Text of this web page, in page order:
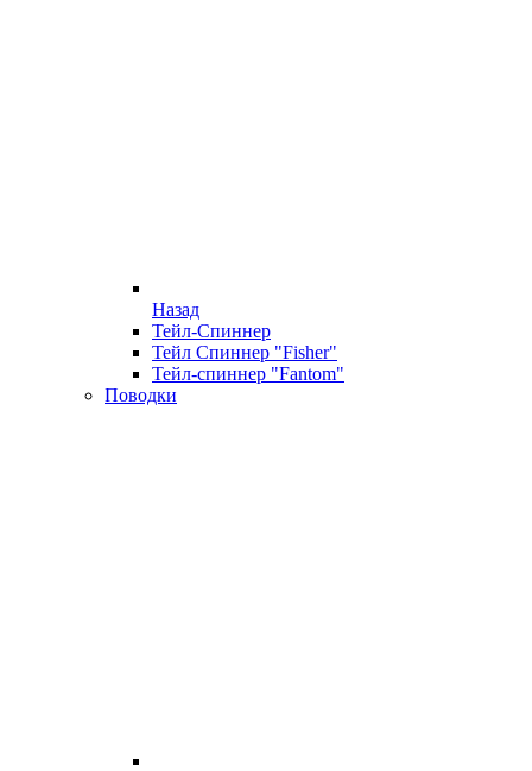
Назад
Тейл-Спиннер
Тейл Спиннер "Fisher"
Тейл-спиннер "Fantom"
Поводки